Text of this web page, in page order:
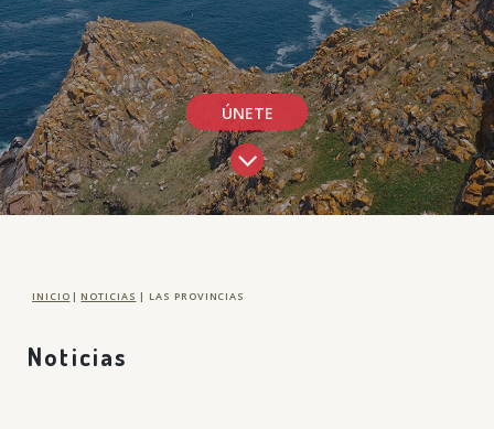
ÚNETE
INICIO | NOTICIAS | LAS PROVINCIAS
Noticias